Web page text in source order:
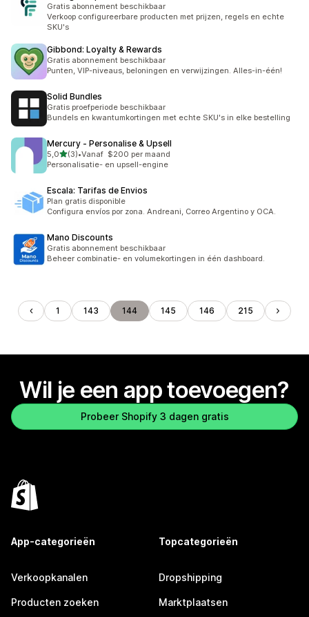
Gratis abonnement beschikbaar
Verkoop configureerbare producten met prijzen, regels en echte
SKU's
Gibbond: Loyalty & Rewards
Gratis abonnement beschikbaar
Punten, VIP-niveaus, beloningen en verwijzingen. Alles-in-één!
Solid Bundles
Gratis proefperiode beschikbaar
Bundels en kwantumkortingen met echte SKU's in elke bestelling
Mercury ‑ Personalise & Upsell
5,0van 5 sterren
(3)
3 recensies in totaal
•Vanaf $200 per maand
Personalisatie- en upsell-engine
Escala: Tarifas de Envios
Plan gratis disponible
Configura envíos por zona. Andreani, Correo Argentino y OCA.
Mano Discounts
Gratis abonnement beschikbaar
Beheer combinatie- en volumekortingen in één dashboard.
1 143 144 145 146 215
Wil je een app toevoegen?
Probeer Shopify 3 dagen gratis
App-categorieën
Verkoopkanalen
Producten zoeken
Topcategorieën
Dropshipping
Marktplaatsen